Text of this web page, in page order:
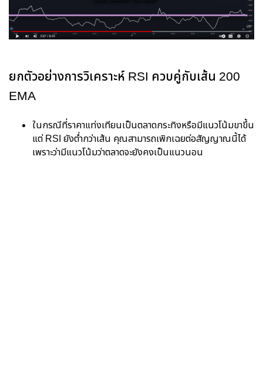
ยกตัวอย่างการวิเคราะห์ RSI ควบคู่กับเส้น 200
EMA
ในกรณีที่ราคาแท่งเทียนเป็นตลาดกระทิงหรือมีแนวโน้มขาขึ้น
แต่RSI ยังต่ำกว่าเส้น คุณสามารถเพิกเฉยต่อสัญญาณนี้ได้
เพราะว่ามีแนวโน้มว่าตลาดจะยังคงเป็นแนวนอน